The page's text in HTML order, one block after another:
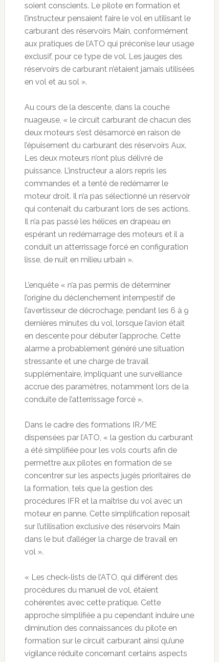
soient conscients. Le pilote en formation et
l’instructeur pensaient faire le vol en utilisant le
carburant des réservoirs Main, conformément
aux pratiques de l’ATO qui préconise leur usage
exclusif, pour ce type de vol. Les jauges des
réservoirs de carburant n’étaient jamais utilisées
en vol et au sol ».
Au cours de la descente, dans la couche
nuageuse, « le circuit carburant de chacun des
deux moteurs s’est désamorcé en raison de
l’épuisement du carburant des réservoirs Aux.
Les deux moteurs n’ont plus délivré de
puissance. L’instructeur a alors repris les
commandes et a tenté de redémarrer le
moteur droit. Il n’a pas sélectionné un réservoir
qui contenait du carburant lors de ses actions.
Il n’a pas passé les hélices en drapeau en
espérant un redémarrage des moteurs et il a
conduit un atterrissage forcé en configuration
lisse, de nuit en milieu urbain ».
L’enquête « n’a pas permis de déterminer
l’origine du déclenchement intempestif de
l’avertisseur de décrochage, pendant les 6 à 9
dernières minutes du vol, lorsque l’avion était
en descente pour débuter l’approche. Cette
alarme a probablement généré une situation
stressante et une charge de travail
supplémentaire, impliquant une surveillance
accrue des paramètres, notamment lors de la
conduite de l’atterrissage forcé ».
Dans le cadre des formations IR/ME
dispensées par l’ATO, « la gestion du carburant
a été simplifiée pour les vols courts afin de
permettre aux pilotes en formation de se
concentrer sur les aspects jugés prioritaires de
la formation, tels que la gestion des
procédures IFR et la maîtrise du vol avec un
moteur en panne. Cette simplification reposait
sur l’utilisation exclusive des réservoirs Main
dans le but d’alléger la charge de travail en
vol ».
« Les check-lists de l’ATO, qui différent des
procédures du manuel de vol, étaient
cohérentes avec cette pratique. Cette
approche simplifiée a pu cependant induire une
diminution des connaissances du pilote en
formation sur le circuit carburant ainsi qu’une
vigilance réduite concernant certains aspects